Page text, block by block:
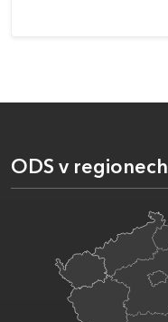
ODS v regionech